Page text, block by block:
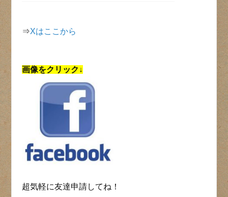
⇒Xはここから
画像をクリック↓
超気軽に友達申請してね！